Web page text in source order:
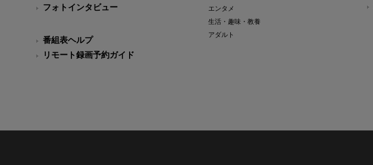
フォトインタビュー
番組表ヘルプ
リモート録画予約ガイド
エンタメ
生活・趣味・教養
アダルト